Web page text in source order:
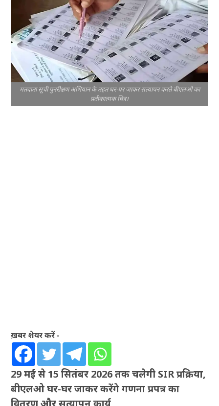
मतदाता सूची पुनरीक्षण अभियान के तहत घर-घर जाकर सत्यापन करते बीएलओ का
प्रतीकात्मक चित्र।
ख़बर शेयर करें -
29 मई से 15 सितंबर 2026 तक चलेगी SIR प्रक्रिया,
बीएलओ घर-घर जाकर करेंगे गणना प्रपत्र का